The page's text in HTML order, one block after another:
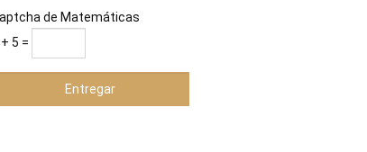
de Matemáticas
5 =